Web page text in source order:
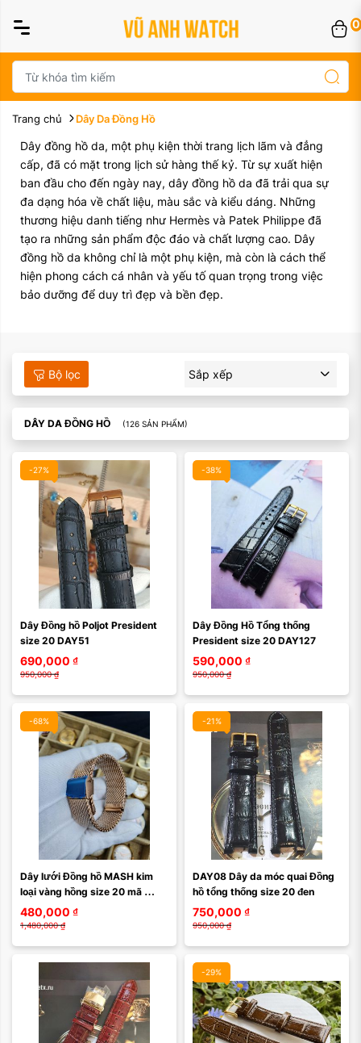
0
Trang chủ Dây Da Đồng Hồ
Dây đồng hồ da, một phụ kiện thời trang lịch lãm và đẳng
cấp, đã có mặt trong lịch sử hàng thế kỷ. Từ sự xuất hiện
ban đầu cho đến ngày nay, dây đồng hồ da đã trải qua sự
đa dạng hóa về chất liệu, màu sắc và kiểu dáng. Những
thương hiệu danh tiếng như Hermès và Patek Philippe đã
tạo ra những sản phẩm độc đáo và chất lượng cao. Dây
đồng hồ da không chỉ là một phụ kiện, mà còn là cách thể
hiện phong cách cá nhân và yếu tố quan trọng trong việc
bảo dưỡng để duy trì đẹp và bền đẹp.
Bộ lọc Sắp xếp
DÂY DA ĐỒNG HỒ (126 SẢN PHẨM)
-27%
Dây Đồng hồ Poljot President
size 20 DAY51
690,000 ₫
950,000 ₫
-38%
Dây Đồng Hồ Tổng thống
President size 20 DAY127
590,000 ₫
950,000 ₫
-68%
Dây lưới Đồng hồ MASH kim
loại vàng hồng size 20 mã
DAY39( Đầy đủ các size)
480,000 ₫
1,480,000 ₫
-21%
Màu mặt:
Xóa
DAY08 Dây da móc quai Đồng
hồ tổng thống size 20 đen
750,000 ₫
950,000 ₫
-29%
Màu mặt:
Xóa